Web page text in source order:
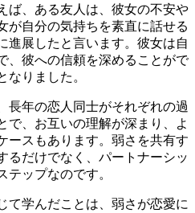
ば、ある友人は、彼女の不安や
が自分の気持ちを素直に話せる
進展したと言います。彼女は自
、彼への信頼を深めることがで
なりました。
長年の恋人同士がそれぞれの過
で、お互いの理解が深まり、よ
ースもあります。弱さを共有す
るだけでなく、パートナーシッ
テップなのです。
て学んだことは、弱さが恋愛に